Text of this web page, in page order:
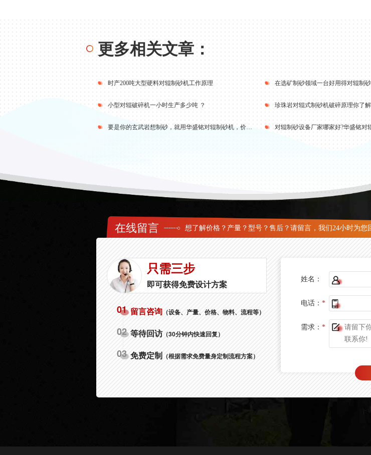
更多相关文章：
时产200吨大型硬料对辊制砂机工作原理 在选矿制砂领域一台好用得对辊制
小型对辊破碎机一小时生产多少吨 ？ 珍珠岩对辊式制砂机破碎原理你了解
要是你的玄武岩想制砂，就用华盛铭对辊制砂机，价格超理想质量超可靠 对辊制砂设备厂家哪家好?华盛铭对
在线留言 想了解价格？产量？型号？售后？请留言，我们24小时为您
只需三步
即可获得免费设计方案
01 留言咨询（设备、产量、价格、物料、流程等）
02 等待回访（30分钟内快速回复）
03 免费定制（根据需求免费量身定制流程方案）
姓名：
电话： *
需求： *